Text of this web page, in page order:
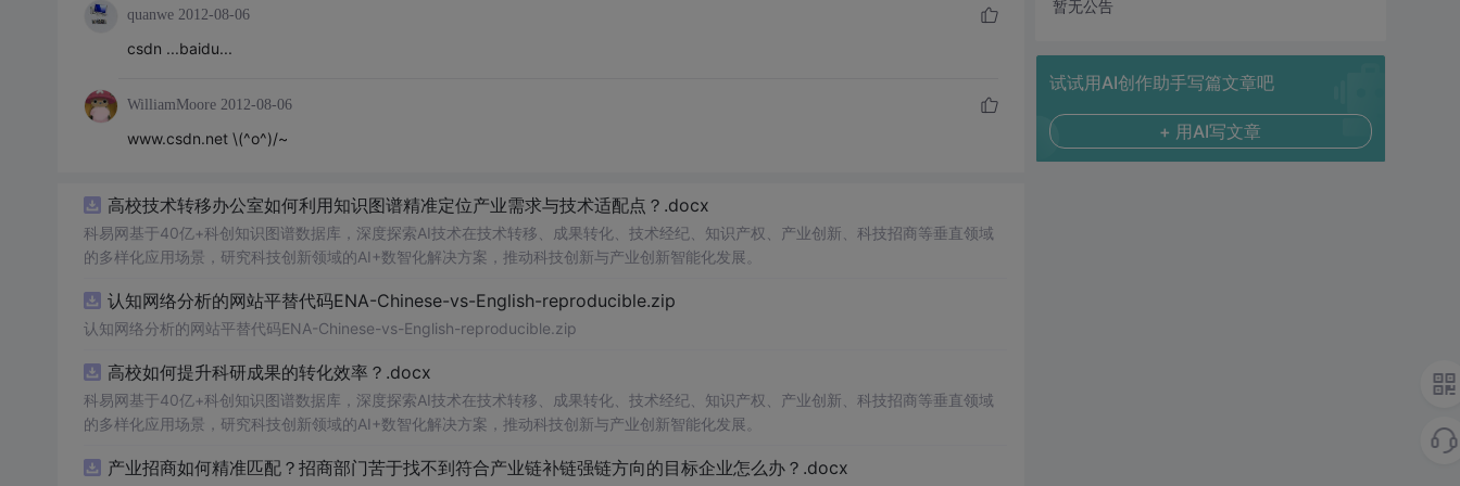
quanwe 2012-08-06
csdn ...baidu...
WilliamMoore 2012-08-06
www.csdn.net \(^o^)/~
高校技术转移办公室如何利用知识图谱精准定位产业需求与技术适配点？.docx
科易网基于40亿+科创知识图谱数据库，深度探索AI技术在技术转移、成果转化、技术经纪、知识产权、产业创新、科技招商等垂直领域
的多样化应用场景，研究科技创新领域的AI+数智化解决方案，推动科技创新与产业创新智能化发展。
认知网络分析的网站平替代码ENA-Chinese-vs-English-reproducible.zip
认知网络分析的网站平替代码ENA-Chinese-vs-English-reproducible.zip
高校如何提升科研成果的转化效率？.docx
科易网基于40亿+科创知识图谱数据库，深度探索AI技术在技术转移、成果转化、技术经纪、知识产权、产业创新、科技招商等垂直领域
的多样化应用场景，研究科技创新领域的AI+数智化解决方案，推动科技创新与产业创新智能化发展。
产业招商如何精准匹配？招商部门苦于找不到符合产业链补链强链方向的目标企业怎么办？.docx
暂无公告
试试用AI创作助手写篇文章吧
+ 用AI写文章